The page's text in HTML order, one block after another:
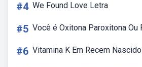
#4 We Found Love Letra
#5 Você é Oxitona Paroxitona Ou
#6 Vitamina K Em Recem Nascido